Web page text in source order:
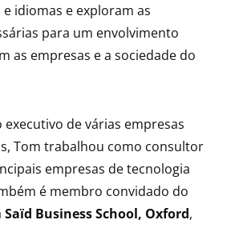
e idiomas e exploram as
para um envolvimento
as empresas e a sociedade do
de várias empresas
Tom trabalhou como consultor
empresas de tecnologia
é membro convidado do
Saïd Business School, Oxford,